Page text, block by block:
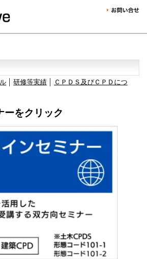
研修等実績
ＣＰＤＳ及びＣＰＤにつ
ーをクリック